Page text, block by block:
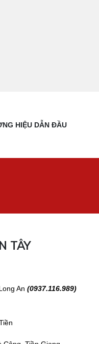
HIỆU DẪN ĐẦU
TÂY
An (0937.116.989)